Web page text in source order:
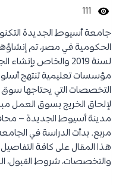
111
جامعة أسيوط الجديدة
لسنة 2019 والخاص
مؤسسات تعليمية تنتهج
التخصصات التي يحتاجها سوق
لإلحاق الخريج بسوق العمل
هذا المقال على كافة
والتخصصات، شروط القبول،